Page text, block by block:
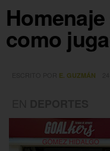
como
E. GUZMÁN